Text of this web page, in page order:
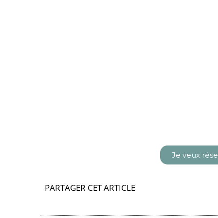
Je veux
PARTAGER CET ARTICLE